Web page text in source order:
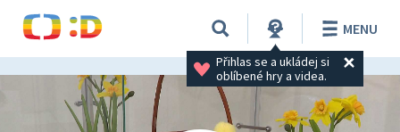
Přihlas se a ukládej si
oblíbené hry a videa.
MENU